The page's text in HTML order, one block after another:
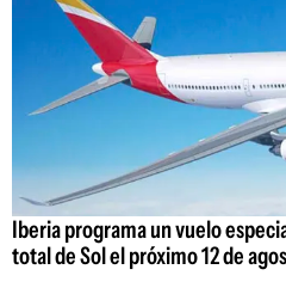
Iberia programa un vuelo
total de Sol el próximo 12 de